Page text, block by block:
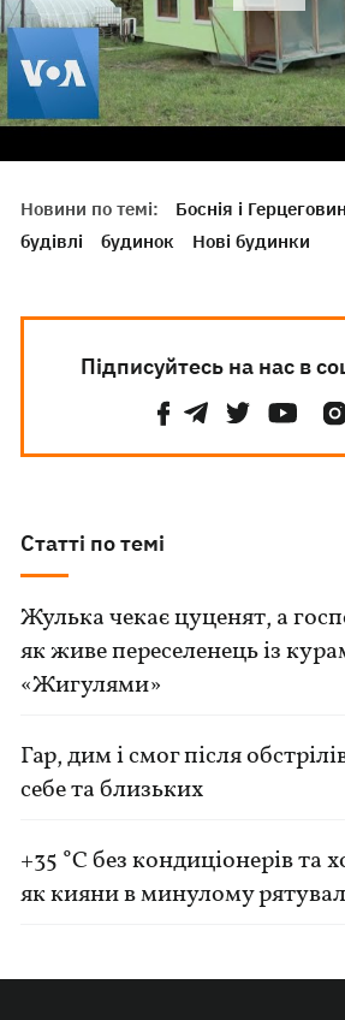
Новини по темі: Боснія і
будівлі
будинок Нові будинки
Підписуйтесь на нас в
Статті по темі
Жулька чекає цуценят, а
як живе переселенець із
«Жигулями»
Гар, дим і смог після
себе та близьких
+35 °C без кондиціонерів та
як кияни в минулому